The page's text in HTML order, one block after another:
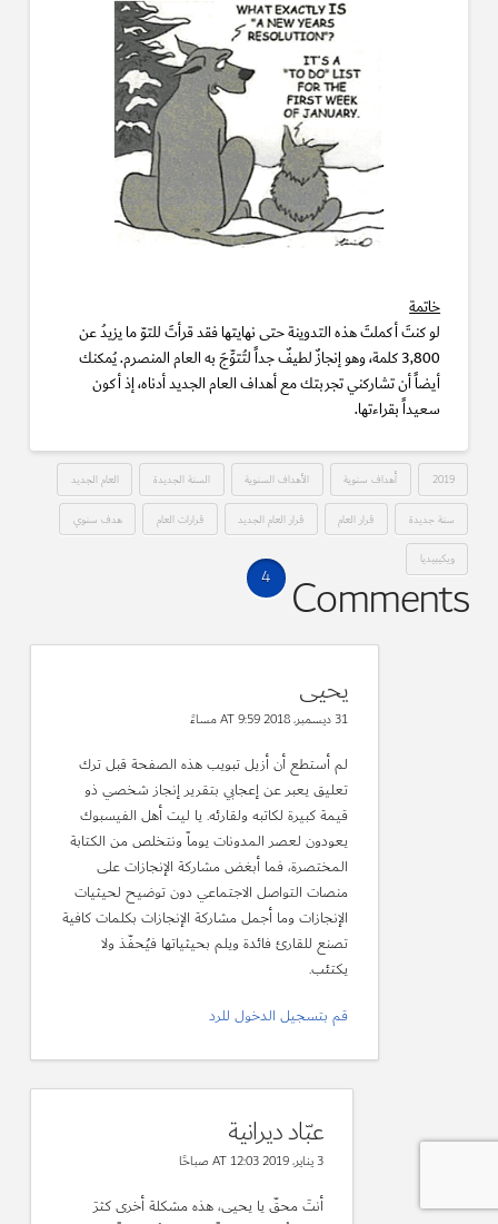
خاتمة
لو كنتَ أكملتَ هذه التدوينة حتى نهايتها فقد قرأتَ للتوّ ما يزيدُ عن
3,800 كلمة، وهو إنجازٌ لطيفٌ جداً لتُتوِّجَ به العام المنصرم. يُمكنك
أيضاً أن تشاركني تجربتك مع أهداف العام الجديد أدناه، إذ أكون
سعيداً بقراءتها.
2019 أهداف سنوية الأهداف السنوية السنة الجديدة العام الجديد
سنة جديدة قرار العام قرار العام الجديد قرارات العام هدف سنوي
ويكيبيديا
Comments
4
يحيى
31 ديسمبر، 2018 AT 9:59 مساءً
لم أستطع أن أزيل تبويب هذه الصفحة قبل ترك
تعليق يعبر عن إعجابي بتقرير إنجاز شخصي ذو
قيمة كبيرة لكاتبه ولقارئه. يا ليت أهل الفيسبوك
يعودون لعصر المدونات يوماً ونتخلص من الكتابة
المختصرة، فما أبغض مشاركة الإنجازات على
منصات التواصل الاجتماعي دون توضيح لحيثيات
الإنجازات وما أجمل مشاركة الإنجازات بكلمات كافية
تصنع للقارئ فائدة ويلم بحيثياتها فيُحفّذ ولا
يكتئب.
قم بتسجيل الدخول للرد
عبّاد ديرانية
3 يناير، 2019 AT 12:03 صباحًا
أنتَ محقّ يا يحيى، هذه مشكلة أخرى كثرَ